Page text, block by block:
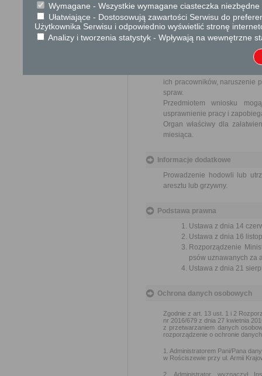
o odmowie wydania
odwołania w Urzędzie lub
jest wolne od opłat.
ich pracowników, naruszenie
spraw.
Przedmiotem wniosku
usprawnienie pracy i
Organ właściwy dla
miesiąca.
Informacje dodatkowe
Prowadzenie hodowli lub
aresztu lub grzywny.
Podstawa prawna
Ustawa z dnia 14
Ustawa z dnia 16
Rozporządzenie
psów uznawanych za
Ustawa z dnia 21
Ochrona danych osobowych
Zgodnie z art. 13 ust. 1 i 2
nr 2016/679 z dnia 27 kwietnia
z przetwarzaniem danych
rozporządzenie o ochronie
1. Administratorem Pani/Pana
w Rościszewie przy ul. Armii
2. Administrator wyznaczył
Wymagane - Wszystkie wymagane ciasteczka
Ułatwiające - Dostosowują zawartości Serwisu do
Użytkownika Serwisu i odpowiednio wyświetlić stronę
Analizy i tworzenia statystyk - Wpływają na wewnętrzne